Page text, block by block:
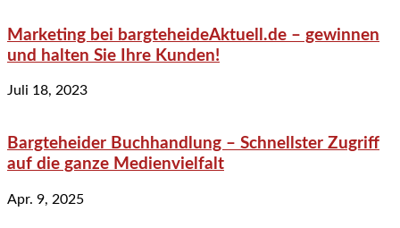
Marketing bei bargteheideAktuell.de – gewinnen
und halten Sie Ihre Kunden!
Juli 18, 2023
Bargteheider Buchhandlung – Schnellster Zugriff
auf die ganze Medienvielfalt
Apr. 9, 2025